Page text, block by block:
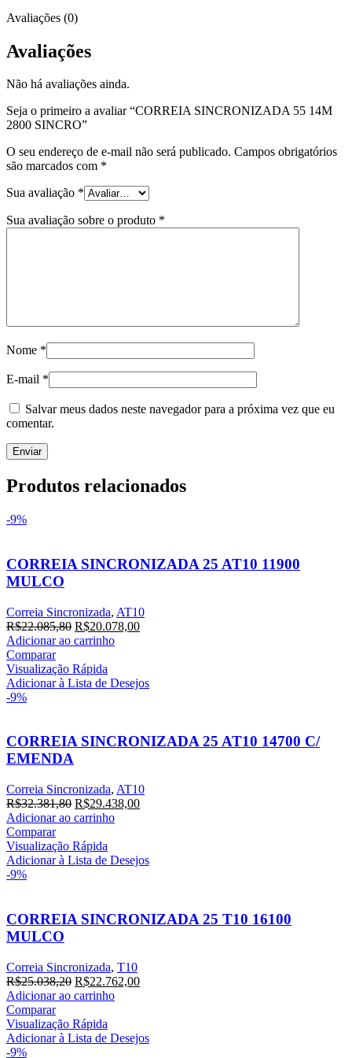
Avaliações (0)
Avaliações
Não há avaliações ainda.
Seja o primeiro a avaliar “CORREIA SINCRONIZADA 55 14M
2800 SINCRO”
O seu endereço de e-mail não será publicado. Campos obrigatórios
são marcados com *
Sua avaliação *
Sua avaliação sobre o produto *
Nome *
E-mail *
Salvar meus dados neste navegador para a próxima vez que eu
comentar.
Produtos relacionados
-9%
CORREIA SINCRONIZADA 25 AT10 11900
MULCO
Correia Sincronizada, AT10
R$22.085,80 O
preço
era:
R$22.085,80.
R$20.078,00O
R$20.078,00.
Adicionar ao carrinho
Comparar
Visualização Rápida
Adicionar à Lista de Desejos
-9%
CORREIA SINCRONIZADA 25 AT10 14700 C/
EMENDA
Correia Sincronizada, AT10
R$32.381,80 O
preço
era:
R$32.381,80.
R$29.438,00O
R$29.438,00.
Adicionar ao carrinho
Comparar
Visualização Rápida
Adicionar à Lista de Desejos
-9%
CORREIA SINCRONIZADA 25 T10 16100
MULCO
Correia Sincronizada, T10
R$25.038,20 O
preço
era:
R$25.038,20.
R$22.762,00O
R$22.762,00.
Adicionar ao carrinho
Comparar
Visualização Rápida
Adicionar à Lista de Desejos
-9%